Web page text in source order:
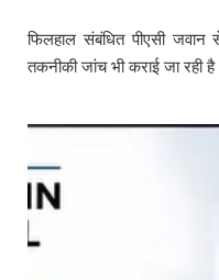
फिलहाल संबंधित पीएसी जवान
तकनीकी जांच भी कराई जा रही